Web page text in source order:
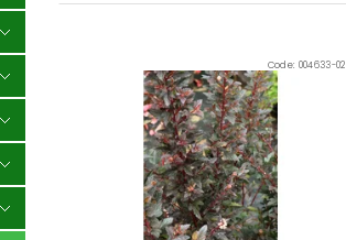
Code: 004633-02